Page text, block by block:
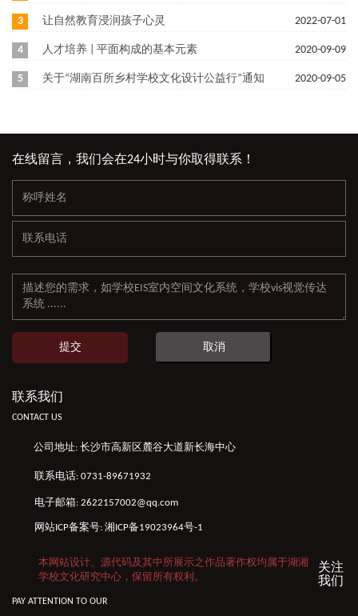
3 让自然教育浸润孩子心灵 2022-07-01
4 人才培养 | 平面构成的基本元素 2020-09-09
5 关于“湖南百所乡村学校文化设计公益行”通知 2020-09-05
在线留言，我们会在24小时与你取得联系！
提交 取消
联系我们
CONTACT US
公司地址: 长沙市高新区麓谷大道新长海中心
联系电话: 0731-89671932
电子邮箱: 2622157002@qq.com
网站ICP备案号: 湘ICP备19023964号-1
本网站设计、源代码及其中所展示之作品著作权均属于湖湘
学校文化研究中心，保留所有权利。
关注
我们
PAY ATTENTION TO OUR